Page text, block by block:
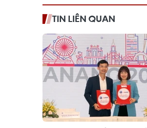
TIN LIÊN QUAN